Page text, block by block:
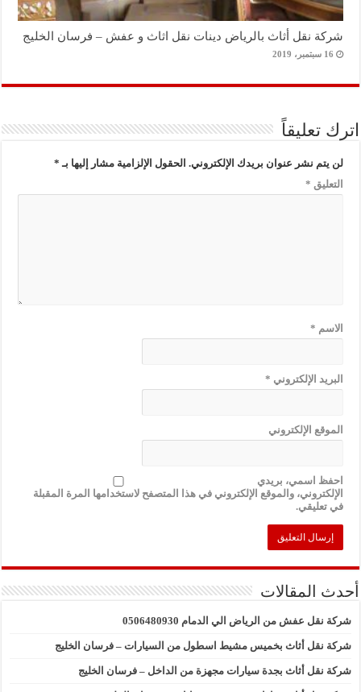
شركة نقل أثاث بالرياض دينات نقل اثاث و عفش – فرسان الخليج
16 سبتمبر، 2019
اترك تعليقاً
لن يتم نشر عنوان بريدك الإلكتروني. الحقول الإلزامية مشار إليها بـ *
التعليق *
الاسم *
البريد الإلكتروني *
الموقع الإلكتروني
احفظ اسمي، بريدي
الإلكتروني، والموقع الإلكتروني في هذا المتصفح لاستخدامها المرة المقبلة
في تعليقي.
أحدث المقالات
شركة نقل عفش من الرياض الي الدمام 0506480930
شركة نقل أثاث بخميس مشيط اسطول من السيارات – فرسان الخليج
شركة نقل أثاث بجدة سيارات مجهزة من الداخل – فرسان الخليج